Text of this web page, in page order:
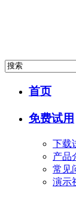
首页
免费试用
下载
产品
常见
演示